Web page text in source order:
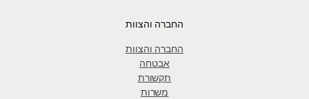
החברה והצוות
החברה והצוות
אבטחה
תקשורת
משרות